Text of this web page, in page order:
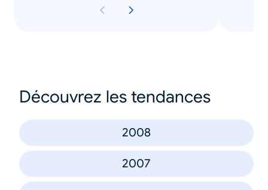
Découvrez les tendances
2008
2007